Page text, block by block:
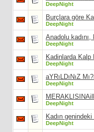
DeepNight
Burçlara göre
DeepNight
Anadolu
DeepNight
Kadinlarda Kalp
DeepNight
aYRıLDıNıZ
DeepNight
DeepNight
Kadın
DeepNight